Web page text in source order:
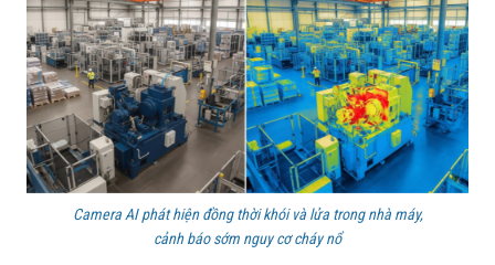
Camera AI phát hiện đồng thời khói và lửa trong nhà máy,
cảnh báo sớm nguy cơ cháy nổ